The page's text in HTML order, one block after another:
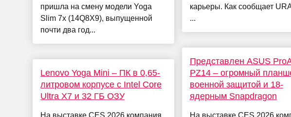
пришла на смену модели Yoga
Slim 7x (14Q8X9), выпущенной
почти два год...
Lenovo Yoga Mini – ПК в 0,65-
литровом корпусе с Intel Core
Ultra X7 и 32 ГБ ОЗУ
карьеры. Как сообщает
...
Представлен ASUS
PZ14 – огромный
военной защитой и 18-
ядерным Snapdragon